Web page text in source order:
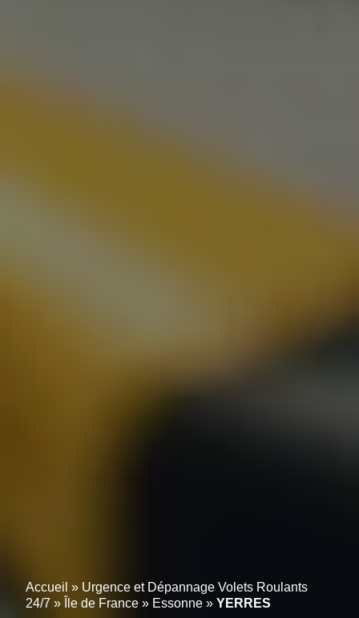
Accueil » Urgence et Dépannage Volets Roulants
24/7 » Île de France » Essonne » YERRES